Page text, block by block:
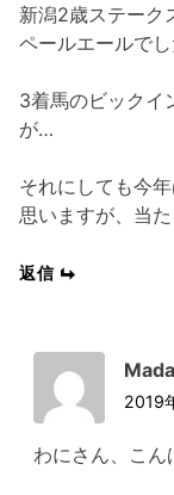
新潟2歳ステーク
ペールエールでし
3着馬のビックイ
が…
それにしても今
思いますが、当
返信
2019
わにさん、こん